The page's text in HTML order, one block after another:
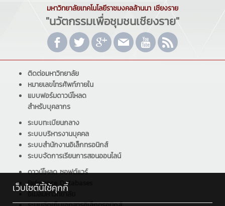
มหาวิทยาลัยเทคโนโลยีราชมงคลล้านนา เชียงราย
"นวัตกรรมเพื่อชุมชนเชียงราย"
ติดต่อมหาวิทยาลัย
หมายเลขโทรศัพท์ภายใน
แบบฟอร์มดาวน์โหลด
สำหรับบุคลากร
ระบบทะเบียนกลาง
ระบบบริหารงานบุคคล
ระบบสำนักงานอิเล็กทรอนิกส์
ระบบจัดการเรียนการสอนออนไลน์
ดาวน์โหลด ซอฟต์แวร์
Reference Databases
อีเมลมหาวิทยาลัย
เว็บไซต์นี้ใช้คุกกี้